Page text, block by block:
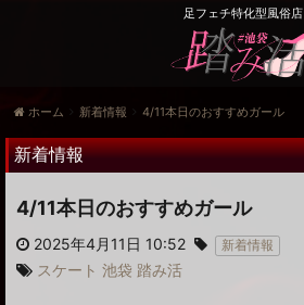
足フェチ特化型風俗店
ホーム 新着情報 4/11本日のおすすめガール
新着情報
4/11本日のおすすめガール
2025年4月11日 10:52 新着情報
スケート 池袋 踏み活